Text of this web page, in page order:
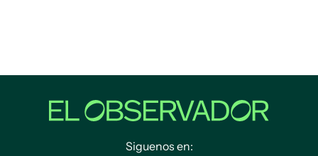
Siguenos en: